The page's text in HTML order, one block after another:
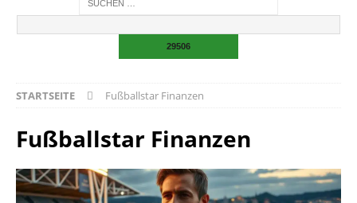
STARTSEITE Fußballstar Finanzen
Fußballstar Finanzen